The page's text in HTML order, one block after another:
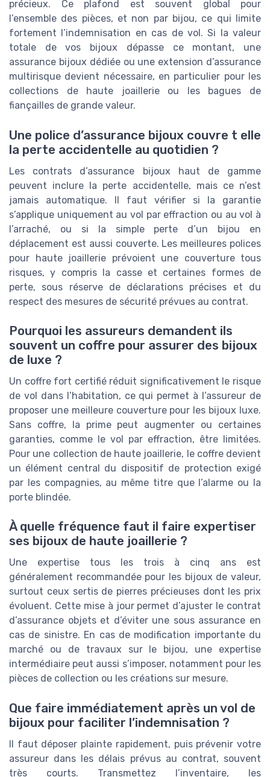
précieux. Ce plafond est souvent global pour
l’ensemble des pièces, et non par bijou, ce qui limite
fortement l’indemnisation en cas de vol. Si la valeur
totale de vos bijoux dépasse ce montant, une
assurance bijoux dédiée ou une extension d’assurance
multirisque devient nécessaire, en particulier pour les
collections de haute joaillerie ou les bagues de
fiançailles de grande valeur.
Une police d’assurance bijoux couvre t elle
la perte accidentelle au quotidien ?
Les contrats d’assurance bijoux haut de gamme
peuvent inclure la perte accidentelle, mais ce n’est
jamais automatique. Il faut vérifier si la garantie
s’applique uniquement au vol par effraction ou au vol à
l’arraché, ou si la simple perte d’un bijou en
déplacement est aussi couverte. Les meilleures polices
pour haute joaillerie prévoient une couverture tous
risques, y compris la casse et certaines formes de
perte, sous réserve de déclarations précises et du
respect des mesures de sécurité prévues au contrat.
Pourquoi les assureurs demandent ils
souvent un coffre pour assurer des bijoux
de luxe ?
Un coffre fort certifié réduit significativement le risque
de vol dans l’habitation, ce qui permet à l’assureur de
proposer une meilleure couverture pour les bijoux luxe.
Sans coffre, la prime peut augmenter ou certaines
garanties, comme le vol par effraction, être limitées.
Pour une collection de haute joaillerie, le coffre devient
un élément central du dispositif de protection exigé
par les compagnies, au même titre que l’alarme ou la
porte blindée.
À quelle fréquence faut il faire expertiser
ses bijoux de haute joaillerie ?
Une expertise tous les trois à cinq ans est
généralement recommandée pour les bijoux de valeur,
surtout ceux sertis de pierres précieuses dont les prix
évoluent. Cette mise à jour permet d’ajuster le contrat
d’assurance objets et d’éviter une sous assurance en
cas de sinistre. En cas de modification importante du
marché ou de travaux sur le bijou, une expertise
intermédiaire peut aussi s’imposer, notamment pour les
pièces de collection ou les créations sur mesure.
Que faire immédiatement après un vol de
bijoux pour faciliter l’indemnisation ?
Il faut déposer plainte rapidement, puis prévenir votre
assureur dans les délais prévus au contrat, souvent
très courts. Transmettez l’inventaire, les